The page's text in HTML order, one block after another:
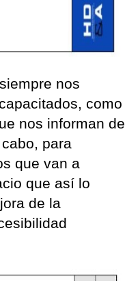
nos
como
nos informan de
para
que van a
que así lo
de la